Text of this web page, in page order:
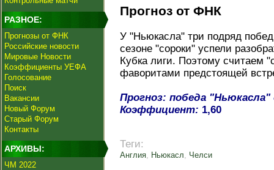
РАЗНОЕ:
Прогнозы от ФНК
Российские новости
Мировые Новости
Коэффициенты УЕФА
Голосование
Поиск
Вакансии
Новый Форум
Старый Форум
Контакты
АРХИВЫ:
ЧМ 2022
Прогноз от ФНК
У "Ньюкасла" три подряд
сезоне "сороки" успели
Кубка лиги. Поэтому считаем
фаворитами предстоящей
Прогноз: победа "Ньюкасла"
Коэффициент: 1,60
Теги:
Англия, Ньюкасл, Челси